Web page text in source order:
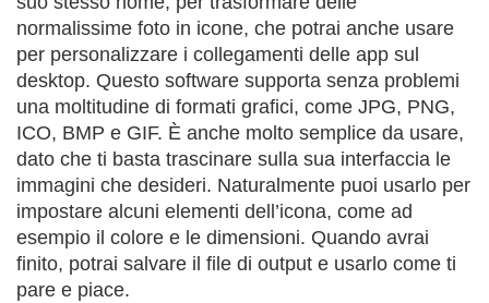
normalissime foto in icone, che potrai anche usare
per personalizzare i collegamenti delle app sul
desktop. Questo software supporta senza problemi
una moltitudine di formati grafici, come JPG, PNG,
ICO, BMP e GIF. È anche molto semplice da usare,
dato che ti basta trascinare sulla sua interfaccia le
immagini che desideri. Naturalmente puoi usarlo per
impostare alcuni elementi dell’icona, come ad
esempio il colore e le dimensioni. Quando avrai
finito, potrai salvare il file di output e usarlo come ti
pare e piace.